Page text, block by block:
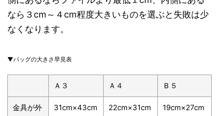
なら３cm～４cm程度大きいものを選ぶと失敗は少
なくなります。
▼バッグの大きさ早見表
Ａ３ Ａ４ Ｂ５
金具が外
31cm×43cm 22cm×31cm 19cm×27cm